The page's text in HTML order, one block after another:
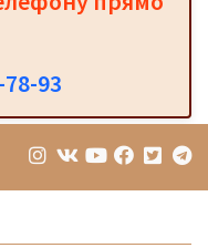
93